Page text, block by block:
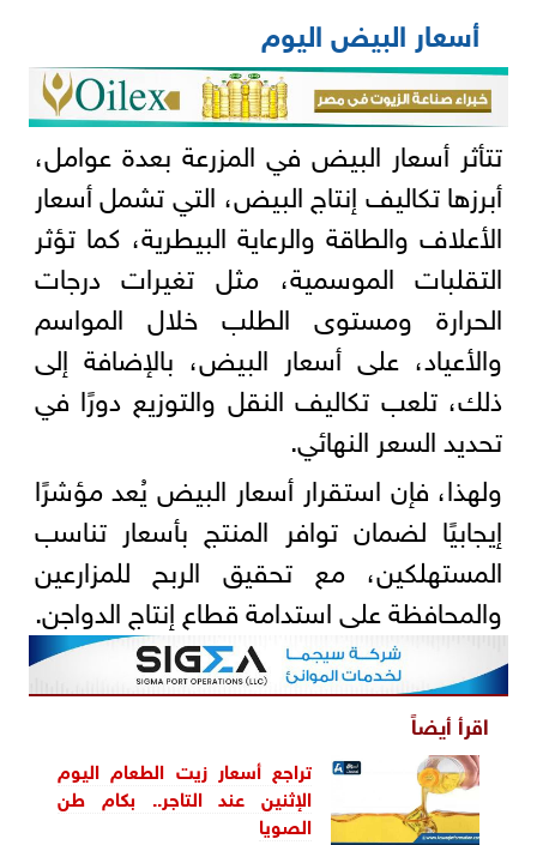
أسعار البيض اليوم
تتأثر أسعار البيض في المزرعة بعدة عوامل،
أبرزها تكاليف إنتاج البيض، التي تشمل أسعار
الأعلاف والطاقة والرعاية البيطرية، كما تؤثر
التقلبات الموسمية، مثل تغيرات درجات
الحرارة ومستوى الطلب خلال المواسم
والأعياد، على أسعار البيض، بالإضافة إلى
ذلك، تلعب تكاليف النقل والتوزيع دورًا في
تحديد السعر النهائي.
ولهذا، فإن استقرار أسعار البيض يُعد مؤشرًا
إيجابيًا لضمان توافر المنتج بأسعار تناسب
المستهلكين، مع تحقيق الربح للمزارعين
والمحافظة على استدامة قطاع إنتاج الدواجن.
اقرأ أيضاً
تراجع أسعار زيت الطعام اليوم
الإثنين عند التاجر.. بكام طن
الصويا